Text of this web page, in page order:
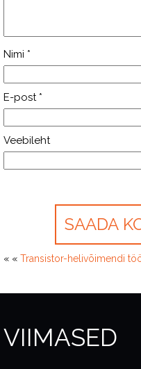
Nimi *
E-post *
Veebileht
« « Transistor-helivõimendi
VIIMASED